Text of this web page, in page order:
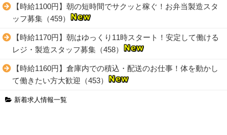
【時給1100円】朝の短時間でサクッと稼ぐ！お弁当製造スタ
ッフ募集（459）
【時給1170円】朝はゆっくり11時スタート！安定して働ける
レジ・製造スタッフ募集（458）
【時給1160円】倉庫内での積込・配送のお仕事！体を動かし
て働きたい方大歓迎（453）
新着求人情報一覧